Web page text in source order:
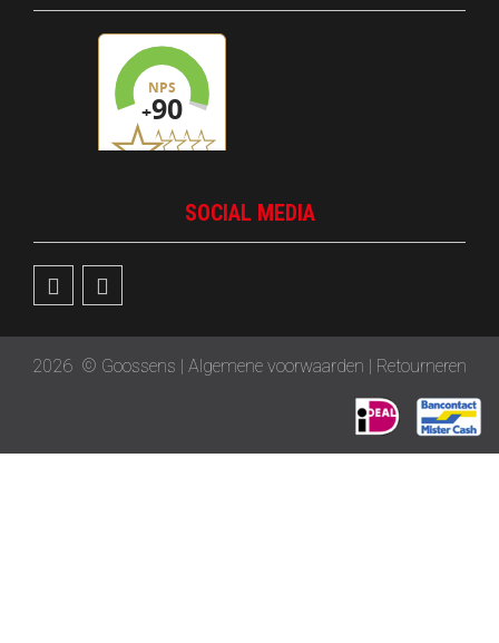
SOCIAL MEDIA
2026 © Goossens | Algemene voorwaarden | Retourneren